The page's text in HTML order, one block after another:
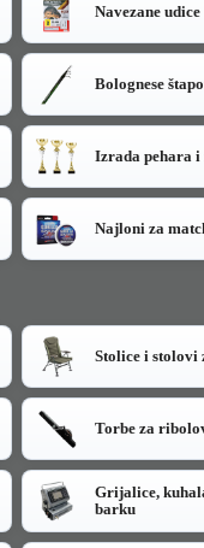
Navezane udice
Bolognese
Izrada pehara i
Najloni za
Stolice i stolovi
Torbe za
Grijalice,
barku